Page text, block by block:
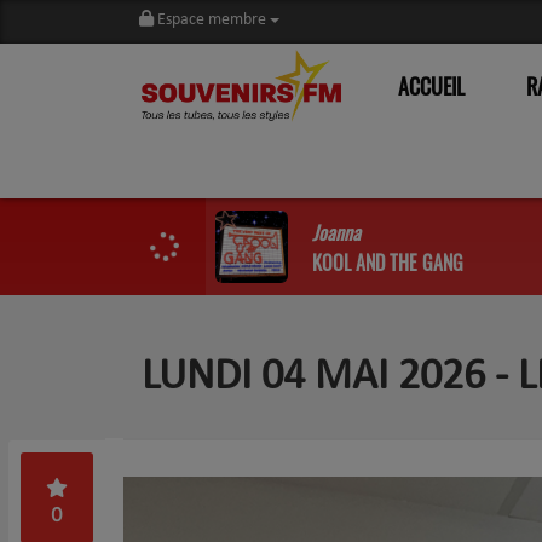
Espace membre
ACCUEIL
Joanna
KOOL AND THE GANG
LUNDI 04 MAI 2026 -
0